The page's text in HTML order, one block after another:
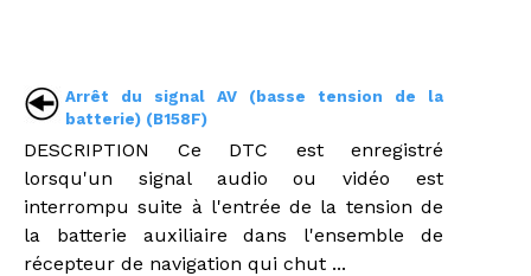
Arrêt du signal AV (basse tension de la
batterie) (B158F)
DESCRIPTION Ce DTC est enregistré
lorsqu'un signal audio ou vidéo est
interrompu suite à l'entrée de la tension de
la batterie auxiliaire dans l'ensemble de
récepteur de navigation qui chut ...